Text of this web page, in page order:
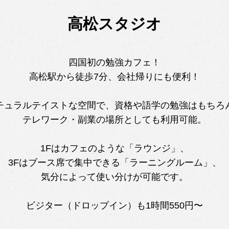
高松スタジオ
四国初の勉強カフェ！
高松駅から徒歩7分、会社帰りにも便利！
ュラルテイストな空間で、資格や語学の勉強はもちろ
テレワーク・副業の場所としても利用可能。
1Fはカフェのような「ラウンジ」、
3Fはブース席で集中できる「ラーニングルーム」、
気分によって使い分けが可能です。
ビジター（ドロップイン）も1時間550円〜